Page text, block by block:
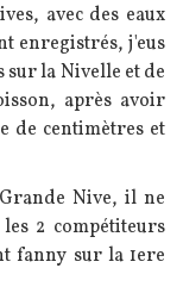
avec des eaux
enregistrés, j'eus
sur la Nivelle et de
après avoir
de centimètres et
Nive, il ne
2 compétiteurs
fanny sur la 1ere